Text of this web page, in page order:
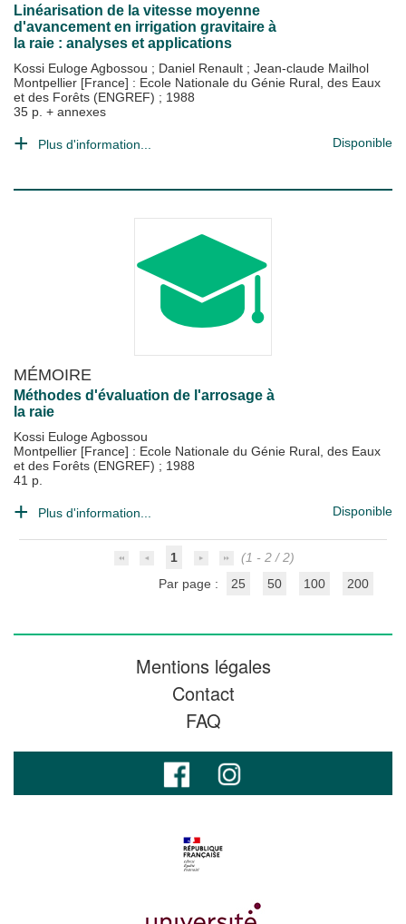
Linéarisation de la vitesse moyenne
d'avancement en irrigation gravitaire à
la raie : analyses et applications
Kossi Euloge Agbossou ; Daniel Renault ; Jean-claude Mailhol
Montpellier [France] : Ecole Nationale du Génie Rural, des Eaux
et des Forêts (ENGREF) ; 1988
35 p. + annexes
Plus d'information... Disponible
MÉMOIRE
Méthodes d'évaluation de l'arrosage à
la raie
Kossi Euloge Agbossou
Montpellier [France] : Ecole Nationale du Génie Rural, des Eaux
et des Forêts (ENGREF) ; 1988
41 p.
Plus d'information... Disponible
1
(1 - 2 / 2)
Par page :
25 50 100 200
Mentions légales
Contact
FAQ